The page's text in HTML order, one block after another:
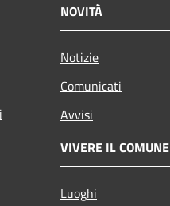
NOVITÀ
Notizie
Comunicati
Avvisi
VIVERE IL COMUNE
Luoghi